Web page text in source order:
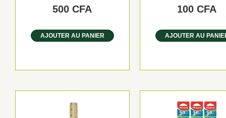
500CFA
AJOUTER AU PANIER
100CFA
AJOUTER AU